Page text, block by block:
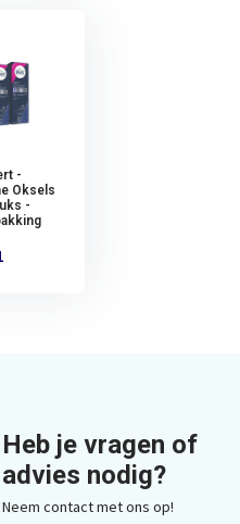
-
Oksels
-
Heb je vragen of
advies nodig?
Neem contact met ons op!